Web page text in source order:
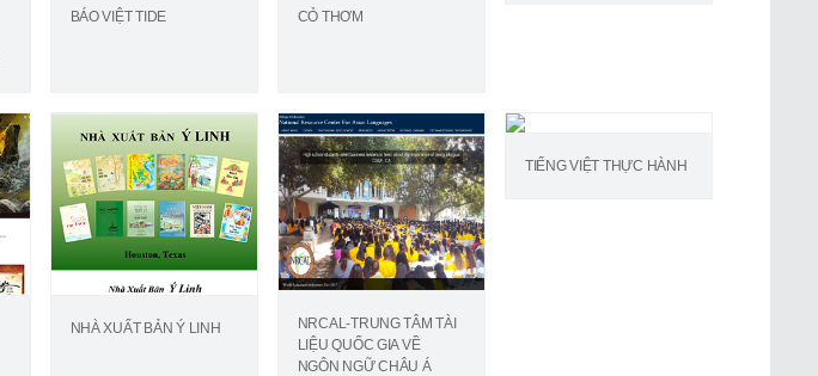
BÁO VIỆT TIDE CỎ THƠM
NHÀ XUẤT BẢN Ý LINH
NRCAL-TRUNG TÂM TÀI
LIỆU QUỐC GIA VỀ
NGÔN NGỮ CHÂU Á
TIẾNG VIỆT THỰC HÀNH